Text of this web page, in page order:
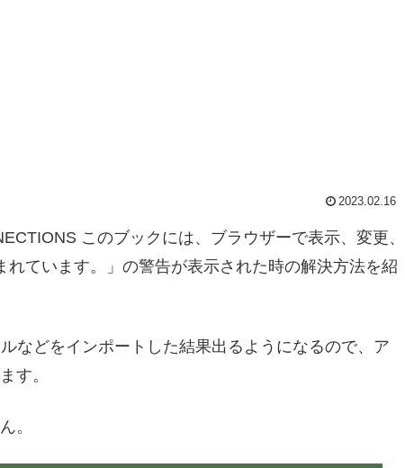
2023.02.16
このブックには、ブラウザーで表示、変更、
ています。」の警告が表示された時の解決方法を紹
などをインポートした結果出るようになるので、ア
す。
。